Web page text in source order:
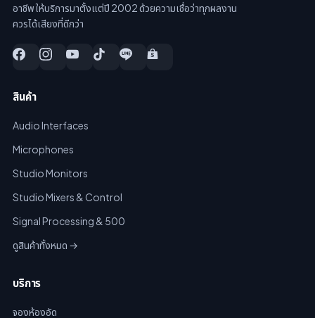
อาชีพ ให้บริการมาตั้งแต่ปี 2002 ด้วยความเชื่อว่าทุกผลงาน
ควรได้เสียงที่ดีกว่า
สินค้า
Audio Interfaces
Microphones
Studio Monitors
Studio Mixers & Control
Signal Processing & 500
ดูสินค้าทั้งหมด →
บริการ
จองห้องอัด